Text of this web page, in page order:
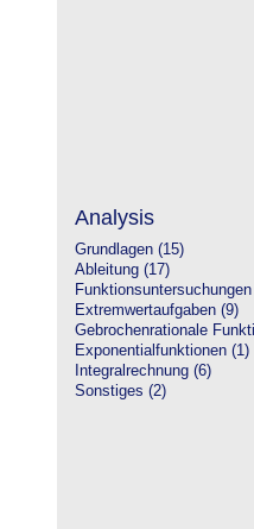
Analysis
Grundlagen (15)
Ableitung (17)
Extremwertaufgaben (9)
Gebrochenrationale
Exponentialfunktionen (1)
Integralrechnung (6)
Sonstiges (2)